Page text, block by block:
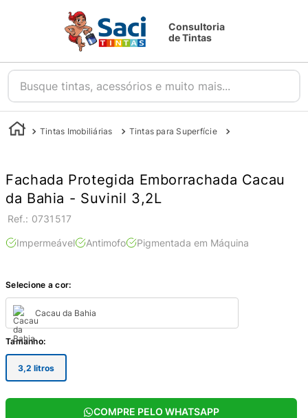
Consultoria
de Tintas
Busque tintas, acessórios e muito mais...
Tintas Imobiliárias Tintas para Superfície
Fachada Protegida Emborrachada Cacau
da Bahia - Suvinil 3,2L
: 0731517
Impermeável Antimofo Pigmentada em Máquina
Selecione a cor:
Cacau da Bahia
Tamanho:
3,2 litros
COMPRE PELO WHATSAPP